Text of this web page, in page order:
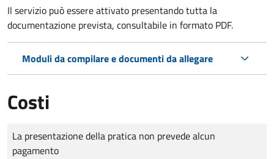
Il servizio può essere attivato presentando tutta la
documentazione prevista, consultabile in formato PDF.
Moduli da compilare e documenti da allegare
Costi
Tipo di pagamento
Importo
La presentazione della pratica non prevede alcun
pagamento